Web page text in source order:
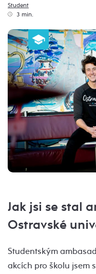
Student
3 min.
Jak jsi se stal
Ostravské
Studentským
akcích pro školu jsem